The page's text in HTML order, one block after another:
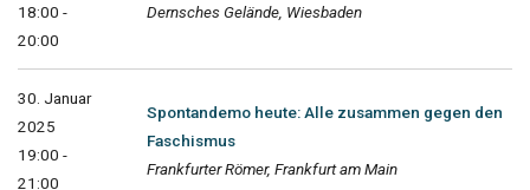
18:00 -
20:00
Dernsches Gelände, Wiesbaden
30. Januar
2025
19:00 -
21:00
Spontandemo heute: Alle zusammen gegen den
Faschismus
Frankfurter Römer, Frankfurt am Main